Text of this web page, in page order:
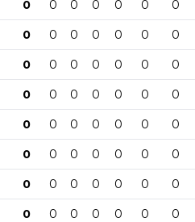
0 0 0 0 0 0 0
0 0 0 0 0 0 0
0 0 0 0 0 0 0
0 0 0 0 0 0 0
0 0 0 0 0 0 0
0 0 0 0 0 0 0
0 0 0 0 0 0 0
0 0 0 0 0 0 0